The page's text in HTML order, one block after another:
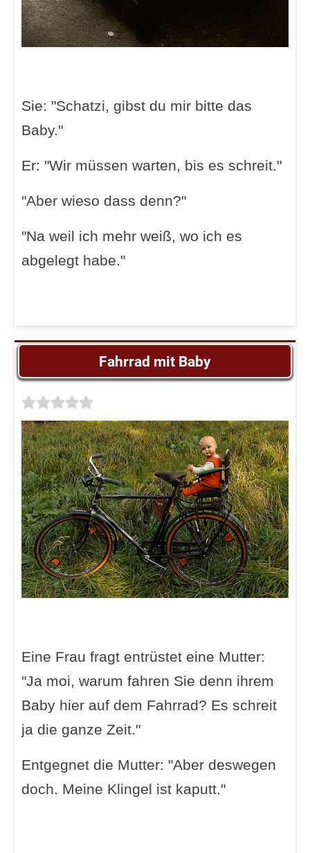
Sie: "Schatzi, gibst du mir bitte das
Baby."
Er: "Wir müssen warten, bis es schreit."
"Aber wieso dass denn?"
"Na weil ich mehr weiß, wo ich es
abgelegt habe."
Fahrrad mit Baby
Eine Frau fragt entrüstet eine Mutter:
"Ja moi, warum fahren Sie denn ihrem
Baby hier auf dem Fahrrad? Es schreit
ja die ganze Zeit."
Entgegnet die Mutter: "Aber deswegen
doch. Meine Klingel ist kaputt."